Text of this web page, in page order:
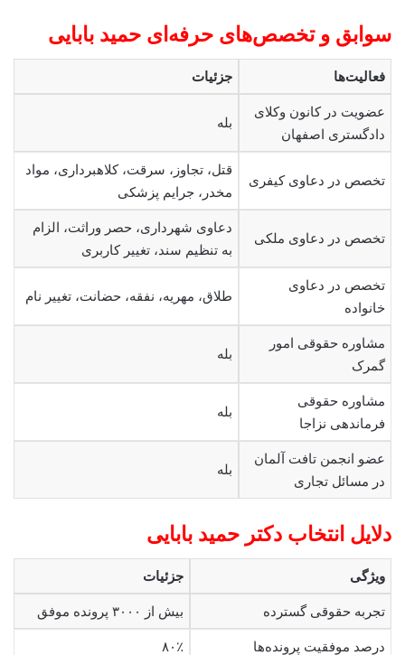
سوابق و تخصص‌های حرفه‌ای حمید بابایی
فعالیت‌ها جزئیات
عضویت در کانون وکلای
دادگستری اصفهان
بله
تخصص در دعاوی کیفری
قتل، تجاوز، سرقت، کلاهبرداری، مواد
مخدر، جرایم پزشکی
تخصص در دعاوی ملکی
دعاوی شهرداری، حصر وراثت، الزام
به تنظیم سند، تغییر کاربری
تخصص در دعاوی
خانواده
طلاق، مهریه، نفقه، حضانت، تغییر نام
مشاوره حقوقی امور
گمرک
بله
مشاوره حقوقی
فرماندهی نزاجا
بله
عضو انجمن تافت آلمان
در مسائل تجاری
بله
دلایل انتخاب دکتر حمید بابایی
ویژگی جزئیات
تجربه حقوقی گسترده بیش از ۳۰۰۰ پرونده موفق
درصد موفقیت پرونده‌ها ۸۰٪